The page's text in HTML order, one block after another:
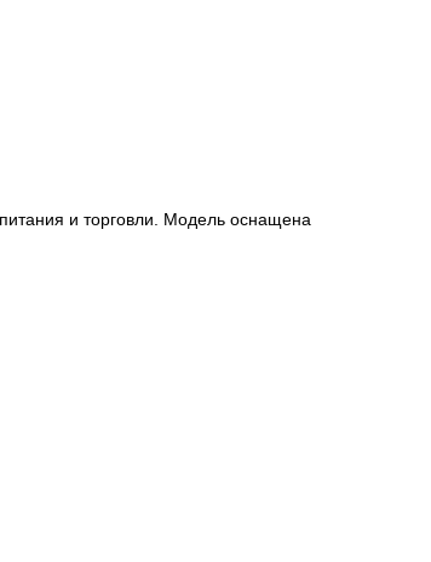
и торговли. Модель оснащена